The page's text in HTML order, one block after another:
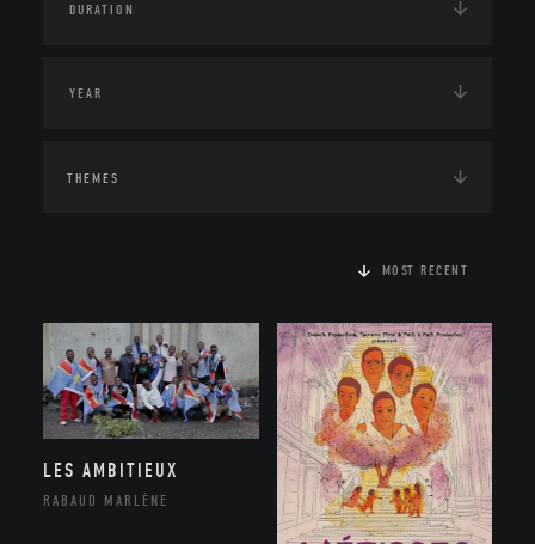
THEMES
MOST RECENT
LES AMBITIEUX
RABAUD MARLÈNE